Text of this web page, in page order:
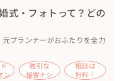
式・フォトって？どの
プランナーがおふたりを全力
ン
強引な
接客ナシ
相談は
無料！